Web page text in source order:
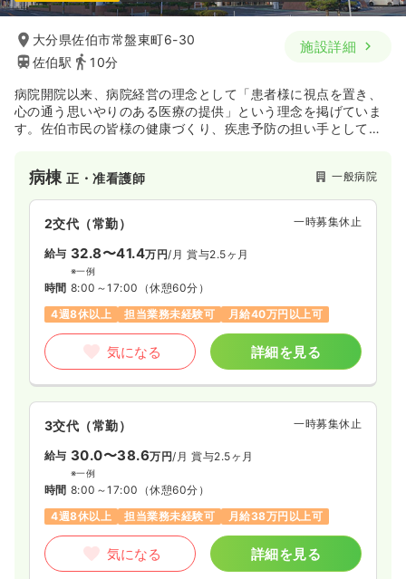
大分県佐伯市常盤東町6-30
佐伯駅
10分
施設詳細
病院開院以来、病院経営の理念として「患者様に視点を置き、
心の通う思いやりのある医療の提供」という理念を掲げていま
す。佐伯市民の皆様の健康づくり、疾患予防の担い手として、
病棟正・准看護師 一般病院
2交代（常勤） 一時募集休止
給与 32.8〜41.4万円/月 賞与2.5ヶ月
※一例
時間 8:00～17:00 （休憩60分）
4週8休以上
担当業務未経験可 月給40万円以上可
気になる 詳細を見る
3交代（常勤） 一時募集休止
給与 30.0〜38.6万円/月 賞与2.5ヶ月
※一例
時間 8:00～17:00 （休憩60分）
4週8休以上
担当業務未経験可 月給38万円以上可
気になる 詳細を見る